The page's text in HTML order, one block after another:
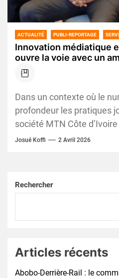
ACTUALITÉ PUBLI-REPORTAGE
Innovation médiatique
ouvre la voie avec un
de bourse
Dans un contexte où le
profondeur les pratiques
société MTN Côte
décisif en lançant, ce...
Josué Koffi 2 Avril 2026
Rechercher
Articles récents
Abobo-Derrière-Rail : le